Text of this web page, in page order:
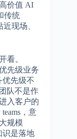
价值 AI
传统
现场、
看。
先级业务
优先级不
队不是作
入客户的
，意
规模
识是落地